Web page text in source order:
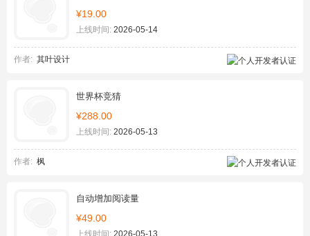
¥19.00
上线时间: 2026-05-14
作者: 其叶设计
世界杯竞猜
¥288.00
上线时间: 2026-05-13
作者: 枫
自动增加阅读量
¥49.00
上线时间: 2026-05-13